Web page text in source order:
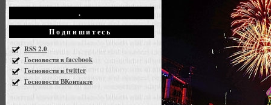
.
Подпишитесь
RSS 2.0
Госновости в facebook
Госновости в twitter
Госновости ВКонтакте